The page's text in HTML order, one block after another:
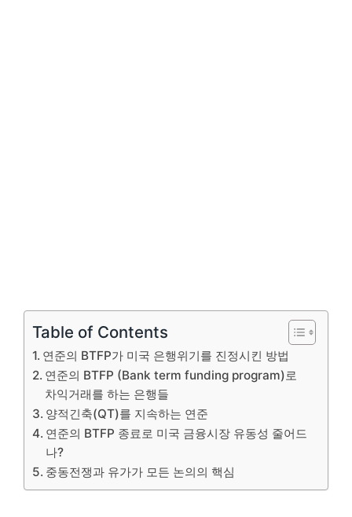
Table of Contents
연준의 BTFP가 미국 은행위기를 진정시킨 방법
연준의 BTFP (Bank term funding program)로
차익거래를 하는 은행들
양적긴축(QT)를 지속하는 연준
연준의 BTFP 종료로 미국 금융시장 유동성 줄어드
나?
중동전쟁과 유가가 모든 논의의 핵심